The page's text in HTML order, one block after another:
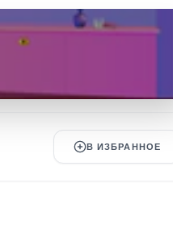
В ИЗБРАННОЕ